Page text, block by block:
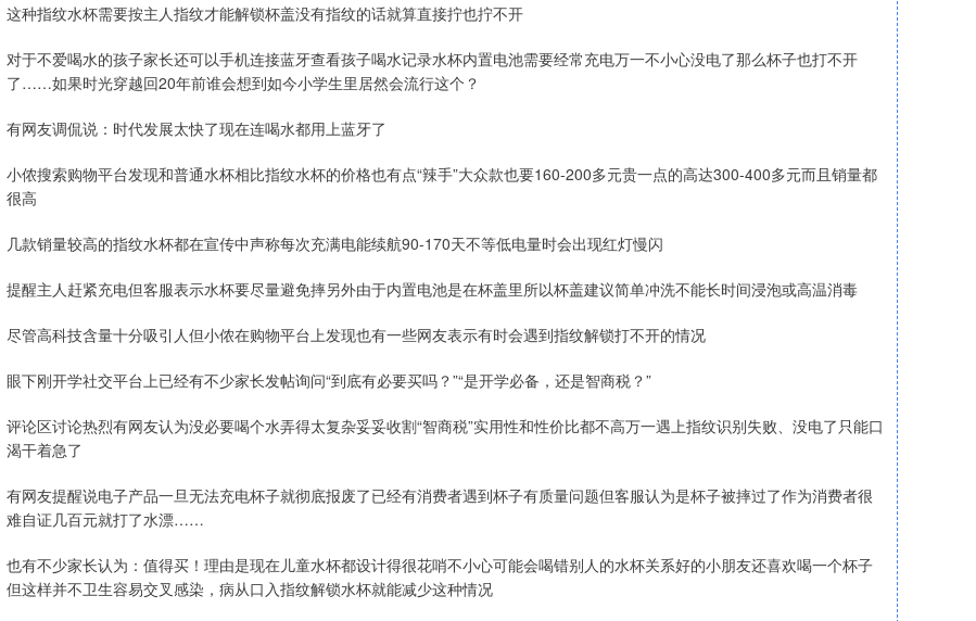
这种指纹水杯需要按主人指纹才能解锁杯盖没有指纹的话就算直接拧也拧不开
对于不爱喝水的孩子家长还可以手机连接蓝牙查看孩子喝水记录水杯内置电池需要经常充电万一不小心没电了那么杯子也打不开
了……如果时光穿越回20年前谁会想到如今小学生里居然会流行这个？
有网友调侃说：时代发展太快了现在连喝水都用上蓝牙了
小侬搜索购物平台发现和普通水杯相比指纹水杯的价格也有点“辣手”大众款也要160-200多元贵一点的高达300-400多元而且销量都
很高
几款销量较高的指纹水杯都在宣传中声称每次充满电能续航90-170天不等低电量时会出现红灯慢闪
提醒主人赶紧充电但客服表示水杯要尽量避免摔另外由于内置电池是在杯盖里所以杯盖建议简单冲洗不能长时间浸泡或高温消毒
尽管高科技含量十分吸引人但小侬在购物平台上发现也有一些网友表示有时会遇到指纹解锁打不开的情况
眼下刚开学社交平台上已经有不少家长发帖询问“到底有必要买吗？”“是开学必备，还是智商税？”
评论区讨论热烈有网友认为没必要喝个水弄得太复杂妥妥收割“智商税”实用性和性价比都不高万一遇上指纹识别失败、没电了只能口
渴干着急了
有网友提醒说电子产品一旦无法充电杯子就彻底报废了已经有消费者遇到杯子有质量问题但客服认为是杯子被摔过了作为消费者很
难自证几百元就打了水漂……
也有不少家长认为：值得买！理由是现在儿童水杯都设计得很花哨不小心可能会喝错别人的水杯关系好的小朋友还喜欢喝一个杯子
但这样并不卫生容易交叉感染，病从口入指纹解锁水杯就能减少这种情况